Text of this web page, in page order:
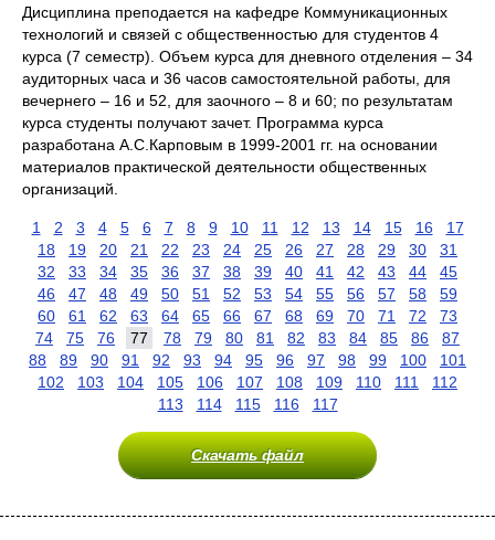
Дисциплина преподается на кафедре Коммуникационных
технологий и связей с общественностью для студентов 4
курса (7 семестр). Объем курса для дневного отделения – 34
аудиторных часа и 36 часов самостоятельной работы, для
вечернего – 16 и 52, для заочного – 8 и 60; по результатам
курса студенты получают зачет. Программа курса
разработана А.С.Карповым в 1999-2001 гг. на основании
материалов практической деятельности общественных
организаций.
1 2 3 4 5 6 7 8 9 10 11 12 13 14 15 16
17
18
19 20 21 22 23 24 25 26 27 28 29 30
31
32
33 34 35 36 37 38 39 40 41 42 43 44
45
46
47 48 49 50 51 52 53 54 55 56 57 58
59
60
61 62 63 64 65 66 67 68 69 70 71 72
73
74
75 76 77 78 79 80 81 82 83 84 85 86
87
88
89 90 91 92 93 94 95 96 97 98 99 100
101
102
103 104 105 106 107 108 109 110 111
112
113
114 115 116 117
Скачать файл